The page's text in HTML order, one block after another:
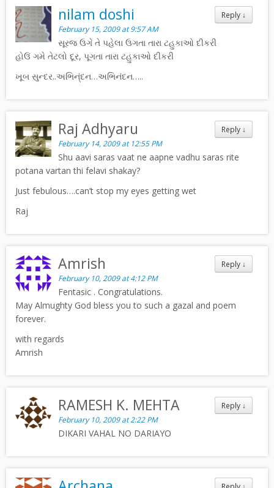
Reply ↓
nilam doshi
February 15, 2009 at 9:57 AM
સૂરજ ઉગે તે પહેલા ઉગતા તારા ટહુકાઓ દીકરી
હોઉં ગમે તેટલો દૂર, પૂગતા તારા ટહુકાઓ દીકરી
ખૂબ સુન્દર..અભિન્ંદન…અભિનંદન…..
Reply ↓
Raj Adhyaru
February 14, 2009 at 12:55 PM
Shu aavi saras vaat ne aapne vadhu saras rite
potana vartan thi felavi shakay?
Just febulous….can’t stop my eyes getting wet
Raj
Reply ↓
Amrish
February 10, 2009 at 4:12 PM
Fentasic . Congratulations.
May Almughty God bless you to such a gazal and poem
forever.
with regards
Amrish
Reply ↓
RAMESH K. MEHTA
February 10, 2009 at 2:22 PM
DIKARI VAHAL NO DARIAYO